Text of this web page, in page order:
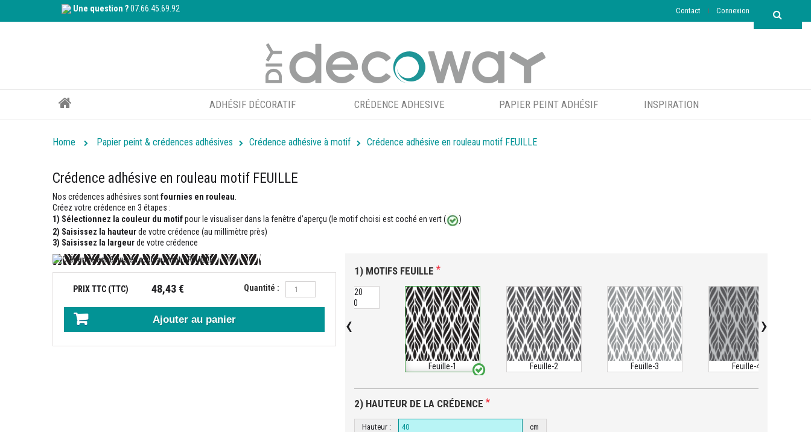
Contact Connexion
Une question ?07.66.45.69.92
ADHÉSIF DÉCORATIF CRÉDENCE ADHESIVE PAPIER PEINT ADHÉSIF INSPIRATION
Home Papier peint & crédences adhésives Crédence adhésive à motif Crédence adhésive en rouleau motif FEUILLE
Crédence adhésive en rouleau motif FEUILLE
Nos crédences adhésives sontfournies en rouleau
Créez votre crédence en 3 étapes :
1) Sélectionnez la couleur du motifpour le visualiser dans la fenêtre d’aperçu (le motif choisi est coché en vert (
)
2) Saisissez la hauteurde votre crédence (au millimètre près)
3) Saisissez la largeurde votre crédence
PRIX TTC (TTC) 48,43 € Quantité :
Ajouter au panier
1) MOTIFS FEUILLE *
Feuille-20
Feuille-1 Feuille-2 Feuille-3 Feuille-4
‹ ›
2) HAUTEUR DE LA CRÉDENCE *
Hauteur : cm